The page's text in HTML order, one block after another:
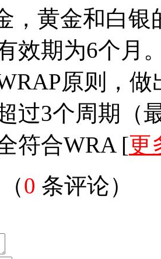
，黄金和白银
效期为6个月
原则，
过3个周期（
符合WRA [更
0 条评论）